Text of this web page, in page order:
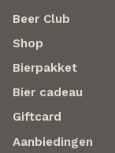
Beer Club
Shop
Bierpakket
Bier cadeau
Giftcard
Aanbiedingen